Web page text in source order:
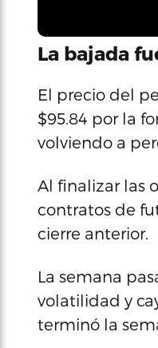
La bajada
El precio del
$95.84 por la
volviendo a
Al finalizar las
contratos de
cierre anterior.
La semana
volatilidad y
terminó la